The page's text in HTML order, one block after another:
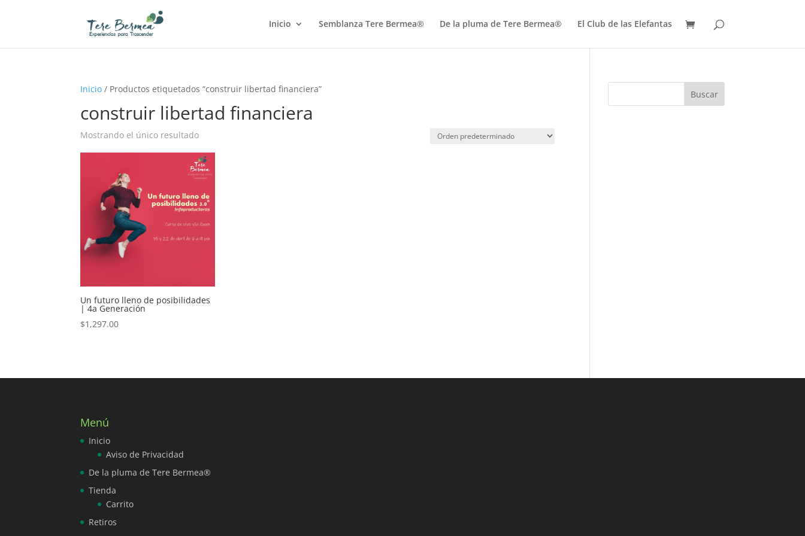
Inicio Semblanza Tere Bermea® De la pluma de Tere Bermea® El Club de las Elefantas
Inicio / Productos etiquetados “construir libertad financiera”
construir libertad financiera
Mostrando el único resultado
Un futuro lleno de posibilidades
| 4a Generación
$1,297.00
Menú
Inicio
Aviso de Privacidad
De la pluma de Tere Bermea®
Tienda
Carrito
Retiros